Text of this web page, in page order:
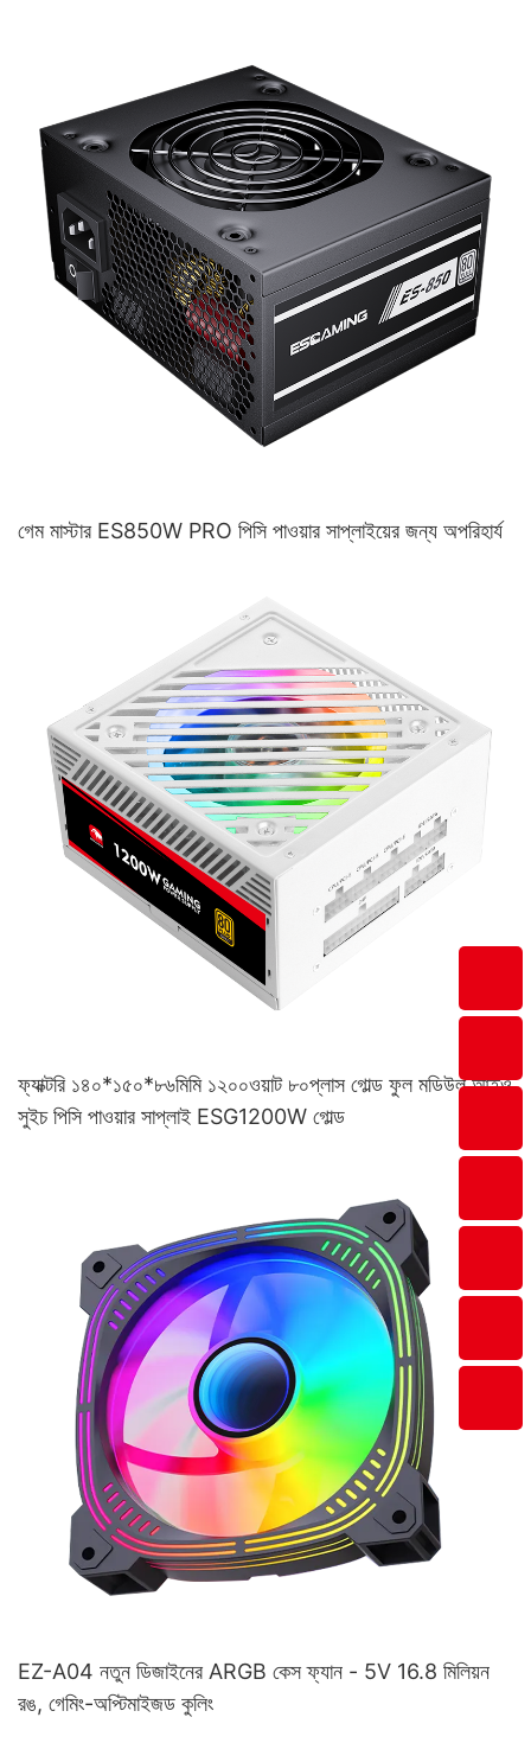
গেম মাস্টার ES850W PRO পিসি পাওয়ার সাপ্লাইয়ের জন্য অপরিহার্য
ফ্যাক্টরি ১৪০*১৫০*৮৬মিমি ১২০০ওয়াট ৮০প্লাস গোল্ড ফুল মডিউল আইও
সুইচ পিসি পাওয়ার সাপ্লাই ESG1200W গোল্ড
EZ-A04 নতুন ডিজাইনের ARGB কেস ফ্যান - 5V 16.8 মিলিয়ন
রঙ, গেমিং-অপ্টিমাইজড কুলিং